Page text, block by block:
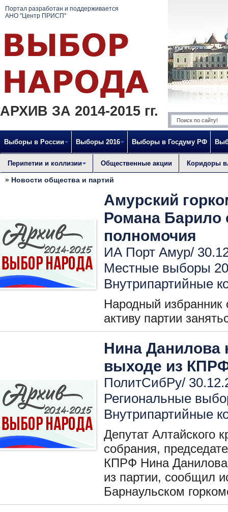
Портал разработан и поддерживается
АНО "Центр ПРИСП"
АРХИВ ЗА 2014-2015 гг.
Выборы в России Выборы 2016 Выборы в Госдуму РФ
Перипетии и коллизии Общественные акции Коридоры
» Новости общества и партий
Амурский
Романа Барило
полномочия
ИА Порт Амур/
Местные выборы
Внутрипартийные
Народный избранник
активу партии
Нина Данилова
выходе из
ПолитСибРу/
Региональные
Внутрипартийные
Депутат Алтайского
собрания,
КПРФ Нина Данилова
из партии, сообщил
Барнаульском